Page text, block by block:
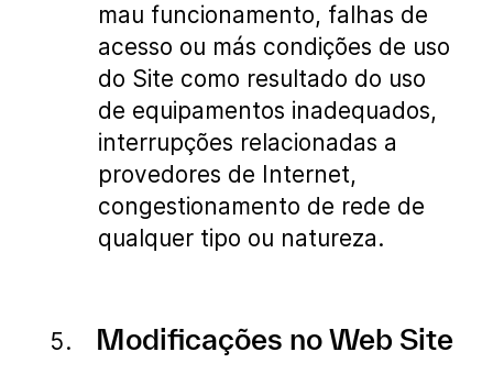
mau funcionamento, falhas de
acesso ou más condições de uso
do Site como resultado do uso
de equipamentos inadequados,
interrupções relacionadas a
provedores de Internet,
congestionamento de rede de
qualquer tipo ou natureza.
Modificações no Web Site